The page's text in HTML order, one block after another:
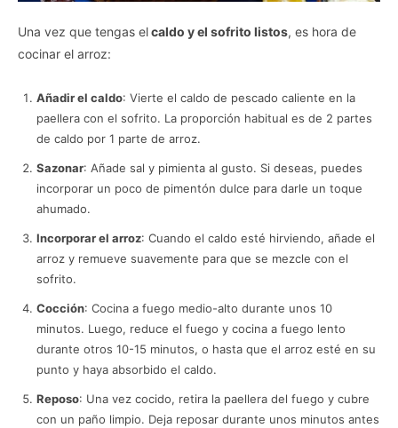
Una vez que tengas elcaldo y el sofrito listos, es hora de
cocinar el arroz:
Añadir el caldo: Vierte el caldo de pescado caliente en la
paellera con el sofrito. La proporción habitual es de 2 partes
de caldo por 1 parte de arroz.
Sazonar: Añade sal y pimienta al gusto. Si deseas, puedes
incorporar un poco de pimentón dulce para darle un toque
ahumado.
Incorporar el arroz: Cuando el caldo esté hirviendo, añade el
arroz y remueve suavemente para que se mezcle con el
sofrito.
Cocción: Cocina a fuego medio-alto durante unos 10
minutos. Luego, reduce el fuego y cocina a fuego lento
durante otros 10-15 minutos, o hasta que el arroz esté en su
punto y haya absorbido el caldo.
Reposo: Una vez cocido, retira la paellera del fuego y cubre
con un paño limpio. Deja reposar durante unos minutos antes